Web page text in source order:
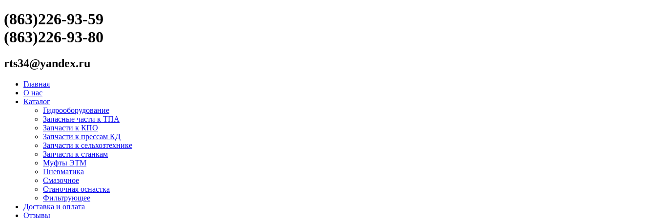
(863)226-93-59
(863)226-93-80
rts34@yandex.ru
Главная
О нас
Каталог
Гидрооборудование
Запасные части к ТПА
Запчасти к КПО
Запчасти к прессам КД
Запчасти к сельхозтехнике
Запчасти к станкам
Муфты ЭТМ
Пневматика
Смазочное
Станочная оснастка
Фильтрующее
Доставка и оплата
Отзывы